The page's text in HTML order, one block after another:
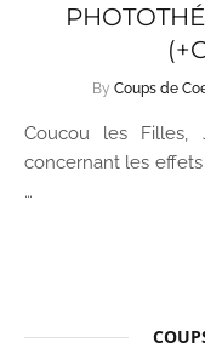
By Coups de
Coucou les
concernant les
…